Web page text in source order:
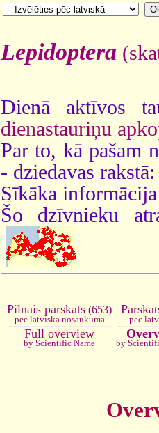
Lepidoptera
Dienā aktīvos
dienastauriņu
Par to, kā pašam
- dziedavas
Sīkāka
Šo dzīvnieku
Pilnais pārskats (653)
pēc latviskā nosaukuma
Full overview
by Scientific Name
pēc
by